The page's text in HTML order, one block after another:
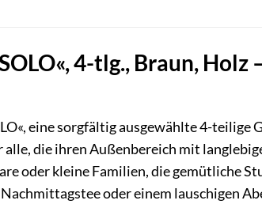
4-tlg., Braun,
eine sorgfältig ausgewählte 4-
die ihren Außenbereich mit
oder kleine Familien, die gemütliche
oder einem lauschigen